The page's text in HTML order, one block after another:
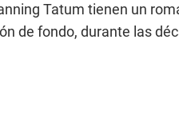
Tatum tienen un
de fondo, durante las